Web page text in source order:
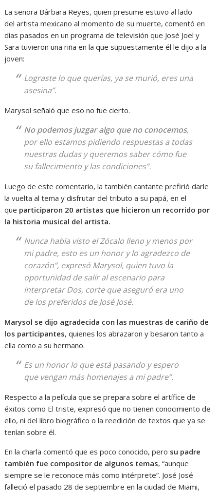
La señora Bárbara Reyes, quien presume estuvo al lado
del artista mexicano al momento de su muerte, comentó en
días pasados en un programa de televisión que José Joel y
Sara tuvieron una riña en la que supuestamente él le dijo a la
joven:
Lograste lo que querías, ya se murió, eres una
asesina”.
Marysol señaló que eso no fue cierto.
No podemos juzgar algo que no conocemos,
por ello estamos pidiendo respuestas a todas
nuestras dudas y queremos saber cómo fue
su fallecimiento y las condiciones”.
Luego de este comentario, la también cantante prefirió darle
la vuelta al tema y disfrutar del tributo a su papá, en el
que participaron 20 artistas que hicieron un recorrido por
la historia musical del artista.
Nunca había visto el Zócalo lleno y menos por
mi padre, esto es un honor y lo agradezco de
corazón”, expresó Marysol, quien tuvo la
oportunidad de salir al escenario para
interpretar Dos, corte que aseguró era uno
de los preferidos de José José.
Marysol se dijo agradecida con las muestras de cariño de
los participantes, quienes los abrazaron y besaron tanto a
ella como a su hermano.
Es un honor lo que está pasando y espero
que vengan más homenajes a mi padre”.
Respecto a la película que se prepara sobre el artífice de
éxitos como El triste, expresó que no tienen conocimiento de
ello, ni del libro biográfico o la reedición de textos que ya se
tenían sobre él.
En la charla comentó que es poco conocido, pero su padre
también fue compositor de algunos temas, “aunque
siempre se le reconoce más como intérprete”. José José
falleció el pasado 28 de septiembre en la ciudad de Miami,